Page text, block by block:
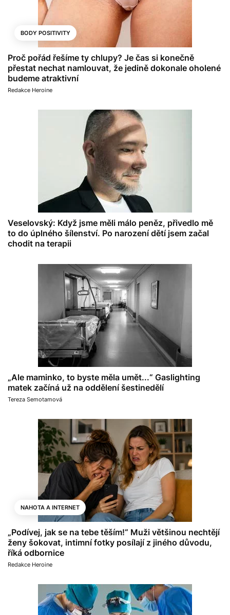
BODY POSITIVITY
Proč pořád řešíme ty chlupy? Je čas si konečně
přestat nechat namlouvat, že jedině dokonale oholené
budeme atraktivní
Redakce Heroine
Veselovský: Když jsme měli málo peněz, přivedlo mě
to do úplného šílenství. Po narození dětí jsem začal
chodit na terapii
„Ale maminko, to byste měla umět...“ Gaslighting
matek začíná už na oddělení šestinedělí
Tereza Semotamová
NAHOTA A INTERNET
„Podívej, jak se na tebe těším!“ Muži většinou nechtějí
ženy šokovat, intimní fotky posílají z jiného důvodu,
říká odbornice
Redakce Heroine